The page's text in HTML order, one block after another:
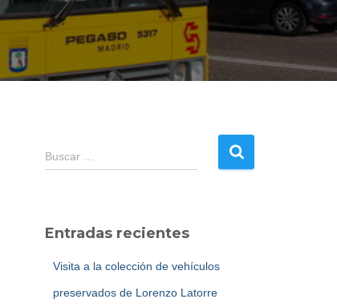
B
u
r
Buscar …
Entradas recientes
Visita a la colección de vehículos
preservados de Lorenzo Latorre